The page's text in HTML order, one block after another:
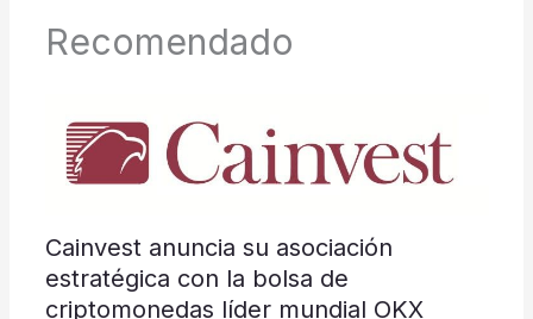
Recomendado
Cainvest anuncia su asociación
estratégica con la bolsa de
criptomonedas líder mundial OKX